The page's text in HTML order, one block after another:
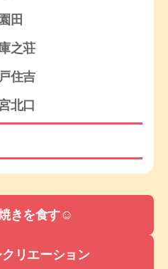
田
之荘
住吉
北口
きを食す☺
クリエーション